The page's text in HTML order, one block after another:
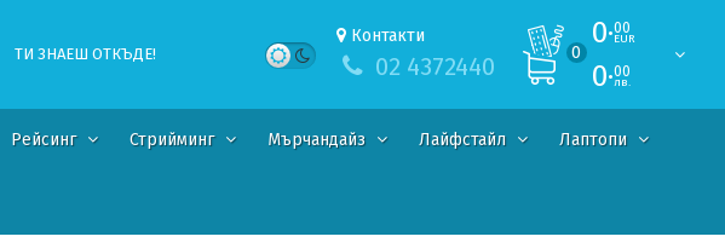
ТИ ЗНАЕШ ОТКЪДЕ!
Контакти
02 4372440 0
0·00
EUR
0·00
лв.
Рейсинг Стрийминг Мърчандайз Лайфстайл Лаптопи